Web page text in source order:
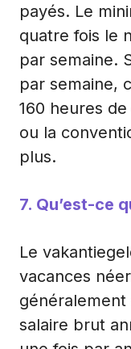
payés. Le
quatre fois le
par semaine.
par semaine,
160 heures
ou la
plus.
7. Qu’est-ce
Le
vacances
généralement
salaire brut